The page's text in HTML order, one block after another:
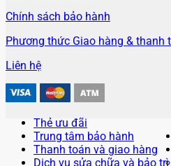
Chính sách bảo hành
Phương thức Giao hàng & thanh
Liên hệ
Thẻ ưu đãi
Trung tâm bảo hành
Thanh toán và giao hàng
Dịch vụ sửa chữa và bảo trì